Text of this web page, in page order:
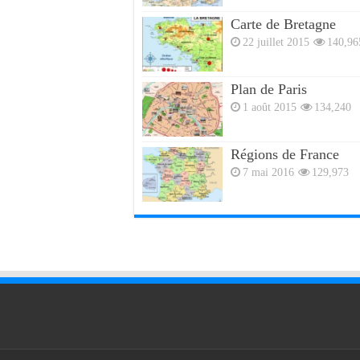
Carte de Bretagne
22 juillet 2015
Plan de Paris
1 août 2015 134,240
Régions de France
7 mai 2016 129,973